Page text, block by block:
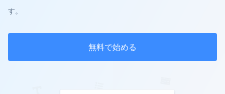
す。
無料で始める